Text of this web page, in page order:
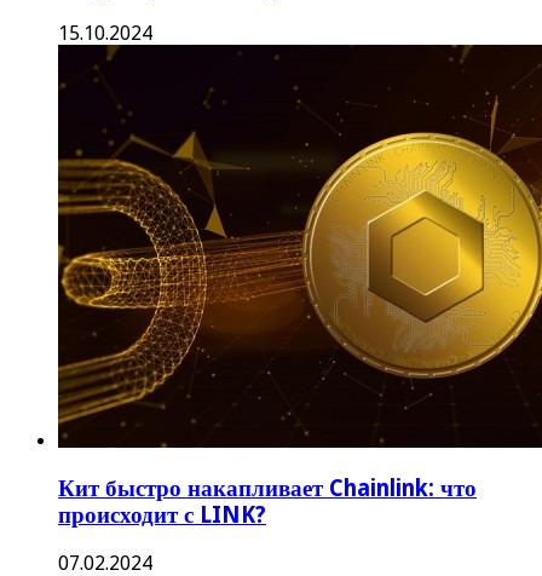
15.10.2024
Кит быстро накапливает Chainlink: что
происходит с LINK?
07.02.2024